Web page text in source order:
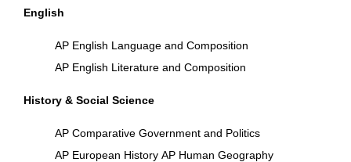
English
AP English Language and Composition
AP English Literature and Composition
History & Social Science
AP Comparative Government and Politics
AP European History AP Human Geography